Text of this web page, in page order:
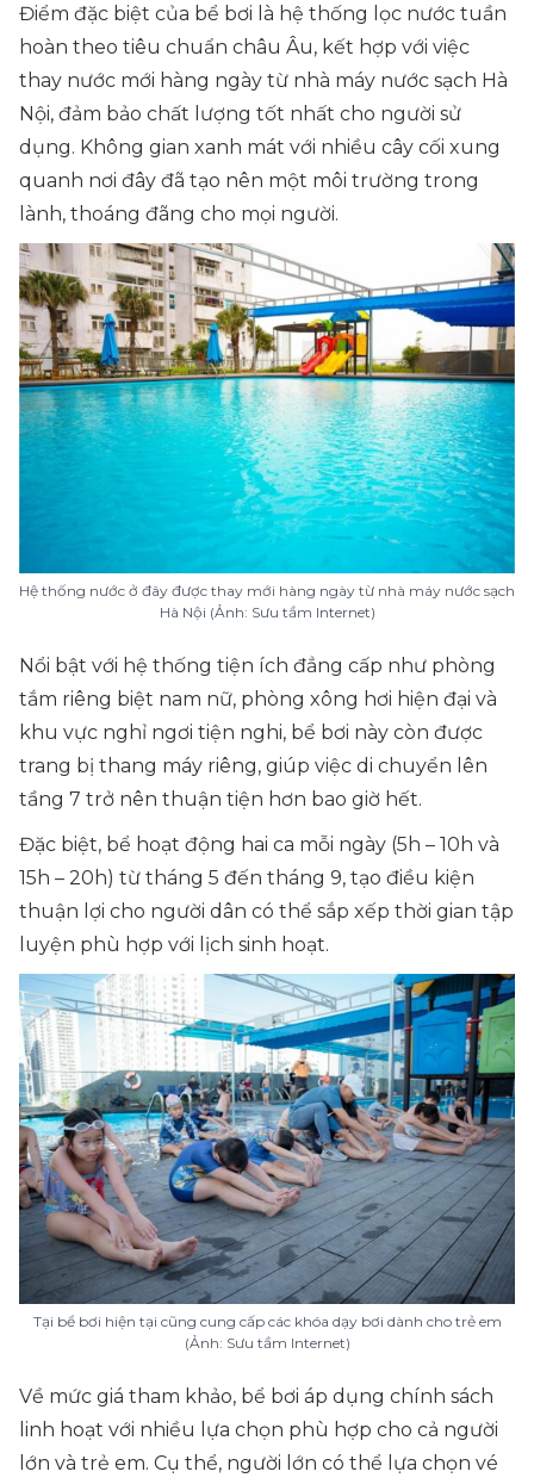
Điểm đặc biệt của bể bơi là hệ thống lọc nước tuần
hoàn theo tiêu chuẩn châu Âu, kết hợp với việc
thay nước mới hàng ngày từ nhà máy nước sạch Hà
Nội, đảm bảo chất lượng tốt nhất cho người sử
dụng. Không gian xanh mát với nhiều cây cối xung
quanh nơi đây đã tạo nên một môi trường trong
lành, thoáng đãng cho mọi người.
Hệ thống nước ở đây được thay mới hàng ngày từ nhà máy nước sạch
Hà Nội (Ảnh: Sưu tầm Internet)
Nổi bật với hệ thống tiện ích đẳng cấp như phòng
tắm riêng biệt nam nữ, phòng xông hơi hiện đại và
khu vực nghỉ ngơi tiện nghi, bể bơi này còn được
trang bị thang máy riêng, giúp việc di chuyển lên
tầng 7 trở nên thuận tiện hơn bao giờ hết.
Đặc biệt, bể hoạt động hai ca mỗi ngày (5h – 10h và
15h – 20h) từ tháng 5 đến tháng 9, tạo điều kiện
thuận lợi cho người dân có thể sắp xếp thời gian tập
luyện phù hợp với lịch sinh hoạt.
Tại bể bơi hiện tại cũng cung cấp các khóa dạy bơi dành cho trẻ em
(Ảnh: Sưu tầm Internet)
Về mức giá tham khảo, bể bơi áp dụng chính sách
linh hoạt với nhiều lựa chọn phù hợp cho cả người
lớn và trẻ em. Cụ thể, người lớn có thể lựa chọn vé